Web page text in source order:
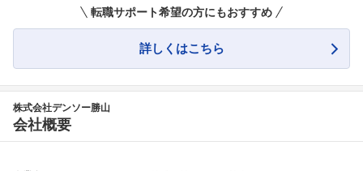
転職サポート希望の方にもおすすめ
詳しくはこちら
株式会社デンソー勝山
会社概要